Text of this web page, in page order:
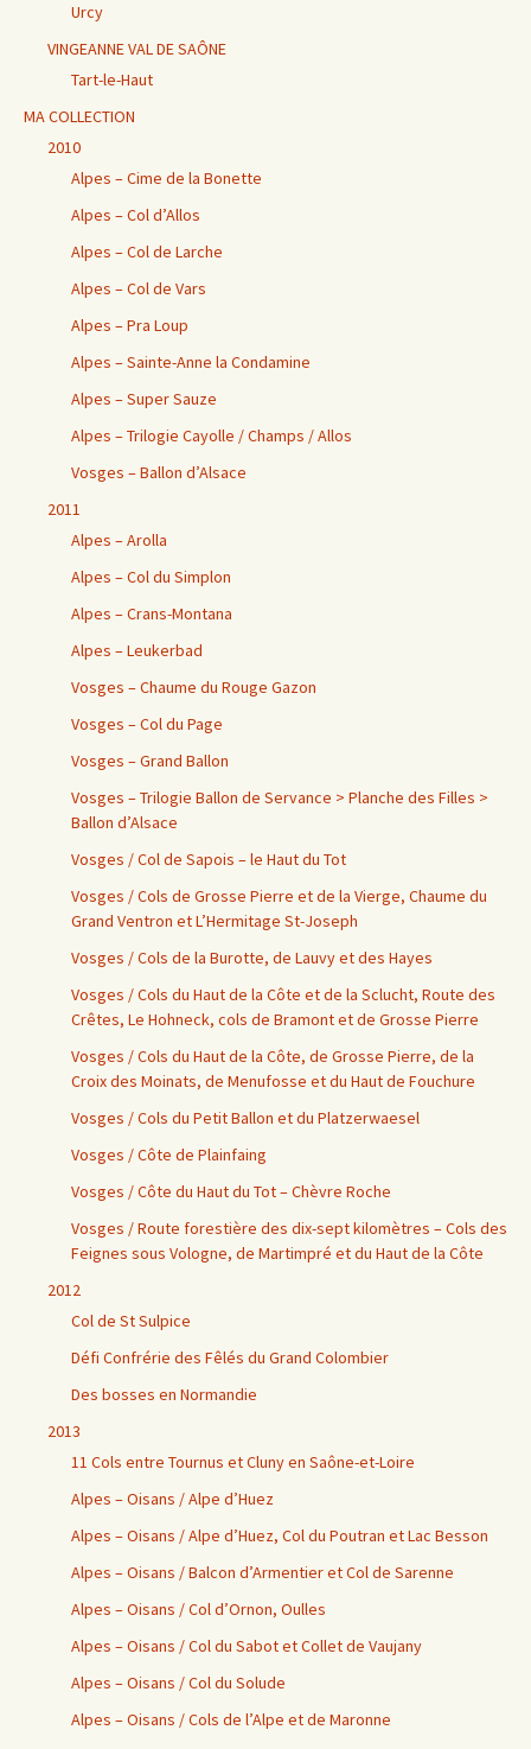
Urcy
VINGEANNE VAL DE SAÔNE
Tart-le-Haut
MA COLLECTION
2010
Alpes – Cime de la Bonette
Alpes – Col d’Allos
Alpes – Col de Larche
Alpes – Col de Vars
Alpes – Pra Loup
Alpes – Sainte-Anne la Condamine
Alpes – Super Sauze
Alpes – Trilogie Cayolle / Champs / Allos
Vosges – Ballon d’Alsace
2011
Alpes – Arolla
Alpes – Col du Simplon
Alpes – Crans-Montana
Alpes – Leukerbad
Vosges – Chaume du Rouge Gazon
Vosges – Col du Page
Vosges – Grand Ballon
Vosges – Trilogie Ballon de Servance > Planche des Filles >
Ballon d’Alsace
Vosges / Col de Sapois – le Haut du Tot
Vosges / Cols de Grosse Pierre et de la Vierge, Chaume du
Grand Ventron et L’Hermitage St-Joseph
Vosges / Cols de la Burotte, de Lauvy et des Hayes
Vosges / Cols du Haut de la Côte et de la Sclucht, Route des
Crêtes, Le Hohneck, cols de Bramont et de Grosse Pierre
Vosges / Cols du Haut de la Côte, de Grosse Pierre, de la
Croix des Moinats, de Menufosse et du Haut de Fouchure
Vosges / Cols du Petit Ballon et du Platzerwaesel
Vosges / Côte de Plainfaing
Vosges / Côte du Haut du Tot – Chèvre Roche
Vosges / Route forestière des dix-sept kilomètres – Cols des
Feignes sous Vologne, de Martimpré et du Haut de la Côte
2012
Col de St Sulpice
Défi Confrérie des Fêlés du Grand Colombier
Des bosses en Normandie
2013
11 Cols entre Tournus et Cluny en Saône-et-Loire
Alpes – Oisans / Alpe d’Huez
Alpes – Oisans / Alpe d’Huez, Col du Poutran et Lac Besson
Alpes – Oisans / Balcon d’Armentier et Col de Sarenne
Alpes – Oisans / Col d’Ornon, Oulles
Alpes – Oisans / Col du Sabot et Collet de Vaujany
Alpes – Oisans / Col du Solude
Alpes – Oisans / Cols de l’Alpe et de Maronne